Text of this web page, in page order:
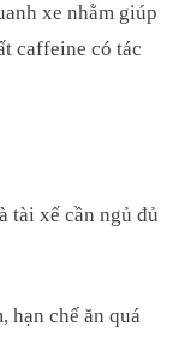
xe nhằm giúp
caffeine có tác
tài xế cần ngủ đủ
hạn chế ăn quá